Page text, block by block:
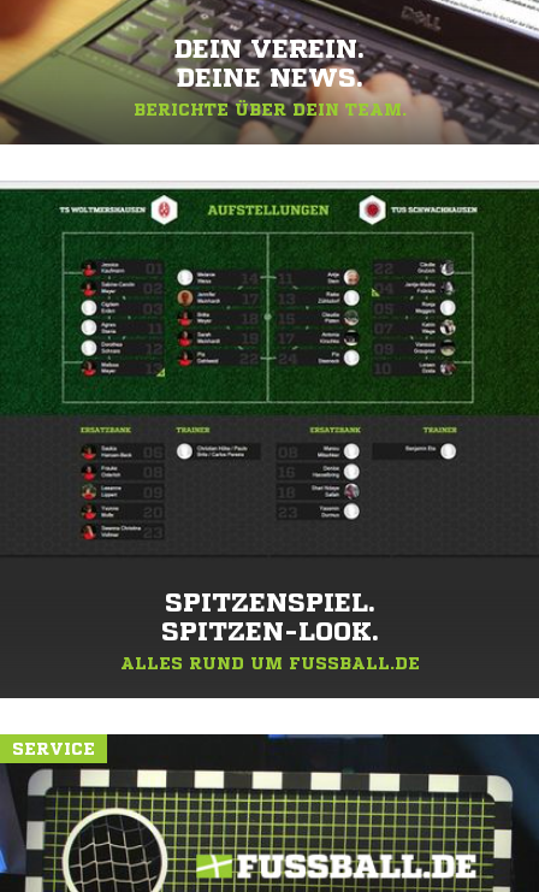
DEIN VEREIN.
DEINE NEWS.
BERICHTE ÜBER DEIN TEAM.
SPITZENSPIEL.
SPITZEN-LOOK.
ALLES RUND UM FUSSBALL.DE
SERVICE